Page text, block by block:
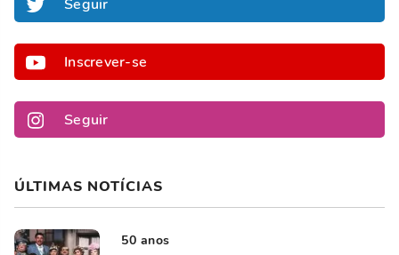
Seguir
Inscrever-se
Seguir
ÚLTIMAS NOTÍCIAS
50 anos